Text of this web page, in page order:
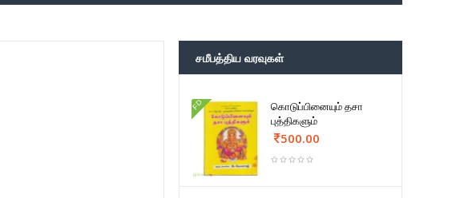
சமீபத்திய வரவுகள்
FD
கொடுப்பினையும் தசா
புத்திகளும்
500.00